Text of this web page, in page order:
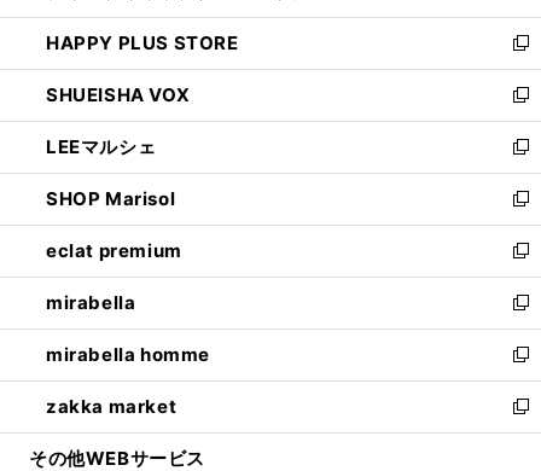
ン
ド
ウ
で
開
く
ウ
ィ
ン
ド
ウ
で
開
く
し
い
ウ
ィ
ン
ド
ウ
で
開
く
HAPPY PLUS STORE
新
し
い
ウ
ィ
ン
ド
ウ
で
開
く
SHUEISHA VOX
新
し
い
ウ
ィ
ン
ド
ウ
で
開
く
LEEマルシェ
新
し
い
ウ
ィ
ン
ド
ウ
で
開
く
SHOP Marisol
新
し
い
ウ
ィ
ン
ド
ウ
で
開
eclat premium
新
し
い
ウ
ィ
ン
ド
ウ
mirabella
新
し
い
ウ
ィ
ン
mirabella homme
新
し
い
ウ
zakka market
新
し
その他WEBサービス